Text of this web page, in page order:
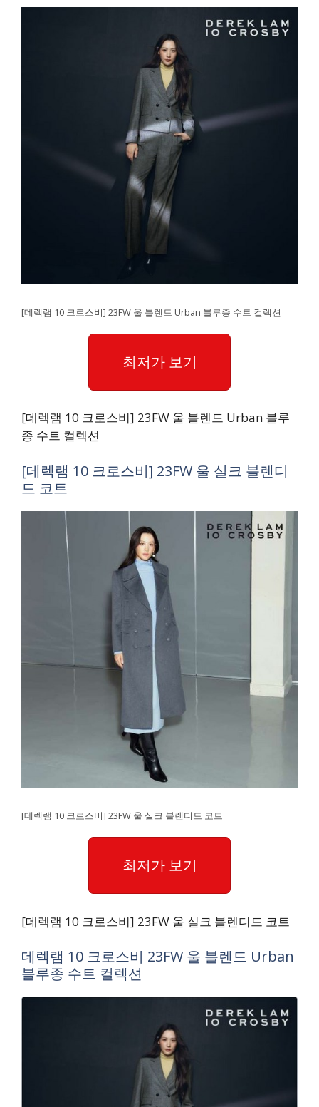
[데렉램 10 크로스비] 23FW 울 블렌드 Urban 블루종 수트 컬렉션
최저가 보기
[데렉램 10 크로스비] 23FW 울 블렌드 Urban 블루
종 수트 컬렉션
[데렉램 10 크로스비] 23FW 울 실크 블렌디
드 코트
[데렉램 10 크로스비] 23FW 울 실크 블렌디드 코트
최저가 보기
[데렉램 10 크로스비] 23FW 울 실크 블렌디드 코트
데렉램 10 크로스비 23FW 울 블렌드 Urban
블루종 수트 컬렉션